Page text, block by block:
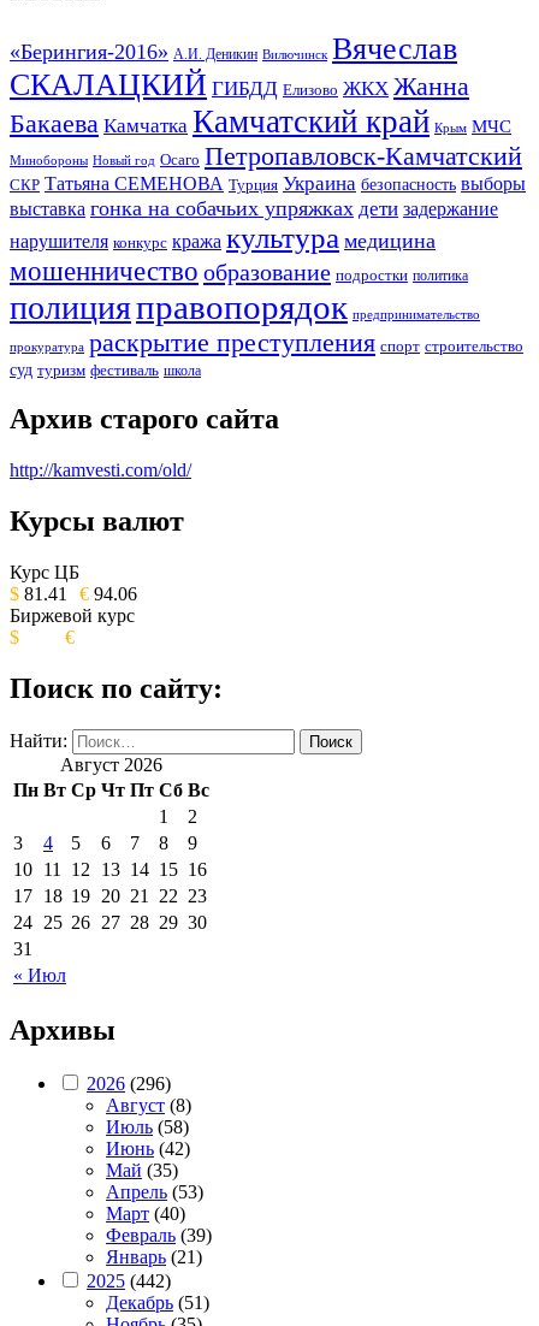
«Берингия-2016» А.И. Деникин Вилючинск Вячеслав
СКАЛАЦКИЙ ГИБДД Елизово ЖКХ Жанна
Бакаева Камчатка Камчатский край Крым МЧС
Минобороны Новый год Осаго Петропавловск-Камчатский
СКР Татьяна СЕМЕНОВА Турция Украина безопасность выборы
выставка гонка на собачьих упряжках дети задержание
нарушителя конкурс кража культура медицина
мошенничество образование подростки политика
полицияправопорядок предпринимательство
прокуратура раскрытие преступления спорт строительство
суд туризм фестиваль школа
Архив старого сайта
http://kamvesti.com/old/
ОБЩЕСТВЕННО-ПОЛИТИЧЕСКОЕ
ИЗДАНИЕ КАМЧАТСКОГО КРАЯ.
Курсы валют
Курс ЦБ
$ 81.41 € 94.06
Биржевой курс
$
€
Поиск по сайту:
Найти:
Август 2026
Пн Вт Ср Чт Пт Сб Вс
« Июл
1
2
3
4 5 6 7 8
9
10 11 12 13 14 15 16
17 18 19 20 21 22 23
24 25 26 27 28 29 30
31
Архивы
2026 (296)
Август (8)
Июль (58)
Июнь (42)
Май (35)
Апрель (53)
Март (40)
Февраль (39)
Январь (21)
2025 (442)
Декабрь (51)